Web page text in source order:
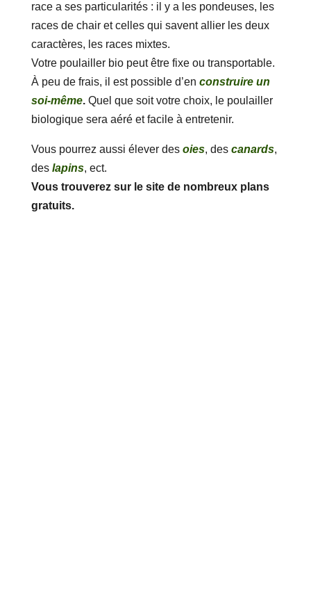
race a ses particularités : il y a les pondeuses, les
races de chair et celles qui savent allier les deux
caractères, les races mixtes.
Votre poulailler bio peut être fixe ou transportable.
À peu de frais, il est possible d’en construire un
soi-même.Quel que soit votre choix, le poulailler
biologique sera aéré et facile à entretenir.
Vous pourrez aussi élever des oies, des canards,
des lapins, ect.
Vous trouverez sur le site de nombreux plans
gratuits.